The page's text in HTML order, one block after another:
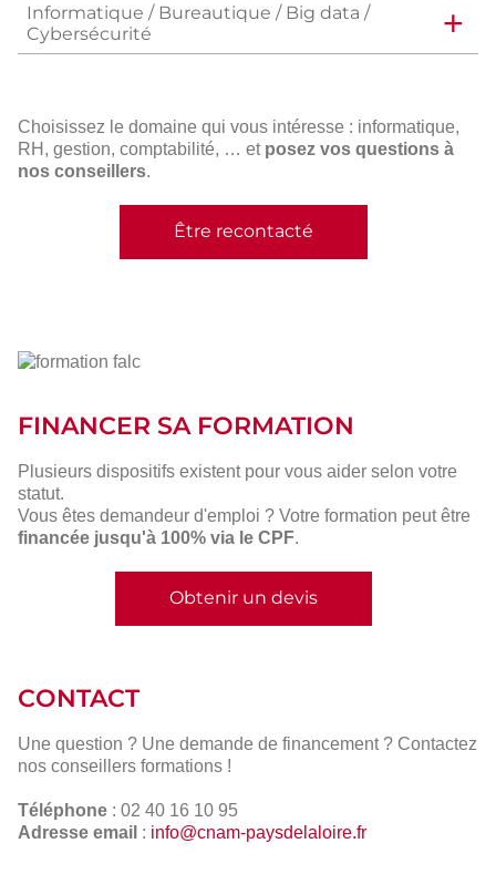
Informatique / Bureautique / Big data /
Cybersécurité
Choisissez le domaine qui vous intéresse : informatique,
RH, gestion, comptabilité, … et posez vos questions à
nos conseillers.
Être recontacté
falc
FINANCER SA FORMATION
Plusieurs dispositifs existent pour vous aider selon votre
statut.
Vous êtes demandeur d'emploi ? Votre formation peut être
financée jusqu'à 100% via le CPF.
Obtenir un devis
CONTACT
Une question ? Une demande de financement ? Contactez
nos conseillers formations !
Téléphone : 02 40 16 10 95
Adresse email : info@cnam-paysdelaloire.fr